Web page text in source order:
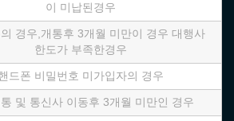
이 미납된경우
경우,개통후 3개월 미만이 경우 대행사
한도가 부족한경우
드폰 비밀번호 미가입자의 경우
및 통신사 이동후 3개월 미만인 경우